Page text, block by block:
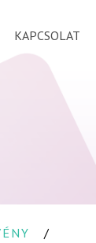
KAPCSOLAT